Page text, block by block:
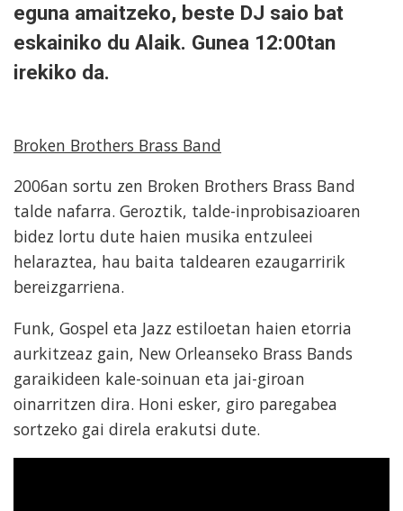
eguna amaitzeko, beste DJ saio bat
eskainiko du Alaik. Gunea 12:00tan
irekiko da.
Broken Brothers Brass Band
2006an sortu zen Broken Brothers Brass Band
talde nafarra. Geroztik, talde-inprobisazioaren
bidez lortu dute haien musika entzuleei
helaraztea, hau baita taldearen ezaugarririk
bereizgarriena.
Funk, Gospel eta Jazz estiloetan haien etorria
aurkitzeaz gain, New Orleanseko Brass Bands
garaikideen kale-soinuan eta jai-giroan
oinarritzen dira. Honi esker, giro paregabea
sortzeko gai direla erakutsi dute.